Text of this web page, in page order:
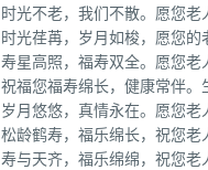
光不老，我们不散。愿您老
光荏苒，岁月如梭，愿您的
星高照，福寿双全。愿您老
福您福寿绵长，健康常伴。
月悠悠，真情永在。愿您老
龄鹤寿，福乐绵长，祝您老
与天齐，福乐绵绵，祝您老